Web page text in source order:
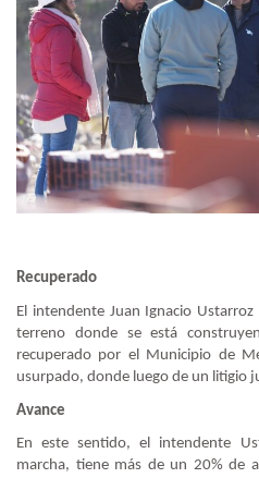
Recuperado
El intendente Juan Ignacio
terreno donde se está
recuperado por el Municipio de
usurpado, donde luego de un litigio
Avance
En este sentido, el intendente
marcha, tiene más de un 20% de